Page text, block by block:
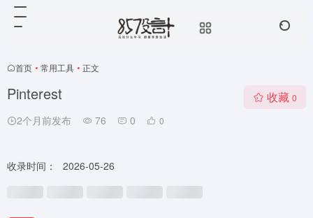
首页 • 常用工具 • 正文
Pinterest
2个月前发布 76 0 0
收藏 0
收录时间： 2026-05-26